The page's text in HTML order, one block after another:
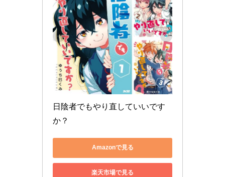
日陰者でもやり直していいです
か？
Amazonで見る
楽天市場で見る